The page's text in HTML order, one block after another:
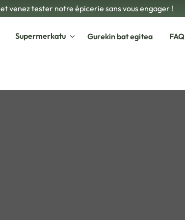
et venez tester notre épicerie sans vous engager !
Supermerkatu Gurekin bat egitea FAQ